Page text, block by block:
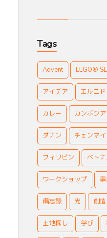
Tags
Advent LEGO®
アイデア エルニド
カレー カンボジア
ダナン チェンマイ
フィリピン ベト
ワークショップ
備忘録 光 創造
土地探し 学び